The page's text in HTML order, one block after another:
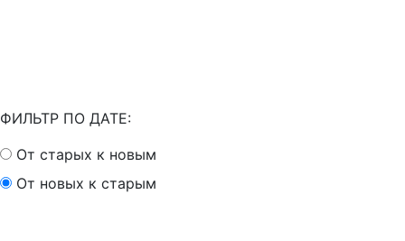
ФИЛЬТР ПО ДАТЕ:
От старых к новым
От новых к старым